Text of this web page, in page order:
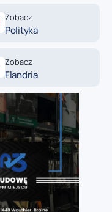
Zobacz
Polityka
Zobacz
Flandria